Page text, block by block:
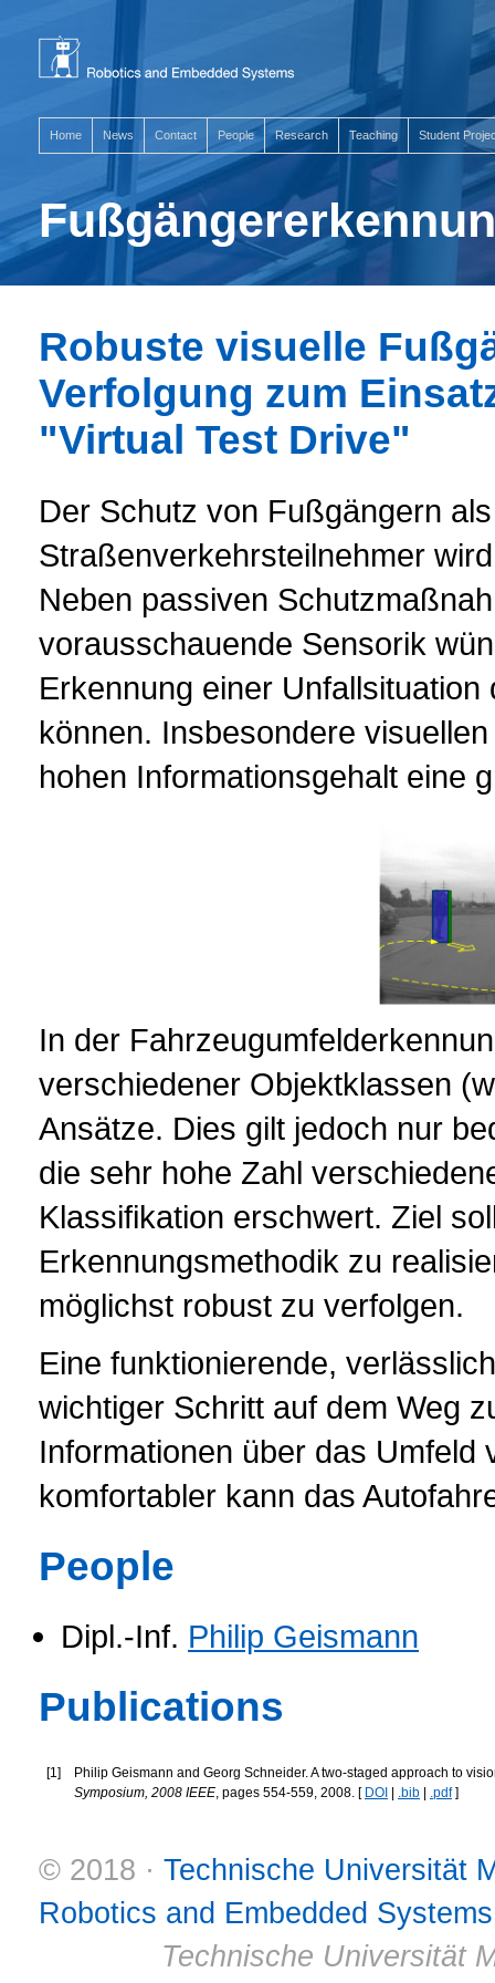
Home News Contact People Research Teaching Student
Robuste visuelle
Verfolgung zum
"Virtual Test Drive"
Der Schutz von Fußgängern
Straßenverkehrsteilnehmer
Neben passiven
vorausschauende Sensorik
Erkennung einer
können. Insbesondere
hohen Informationsgehalt eine
In der
verschiedener Objektklassen
Ansätze. Dies gilt jedoch nur
die sehr hohe Zahl
Klassifikation erschwert. Ziel
Erkennungsmethodik zu
möglichst robust zu verfolgen.
Eine funktionierende,
wichtiger Schritt auf dem Weg
Informationen über das
komfortabler kann das
People
Dipl.-Inf. Philip Geismann
Publications
[1]
Philip Geismann and Georg Schneider. A two-staged approach to
Symposium, 2008 IEEE, pages 554-559, 2008. [ DOI .bib .pdf]
© 2018 · Technische Universität
Robotics and Embedded Systems
Technische Universität